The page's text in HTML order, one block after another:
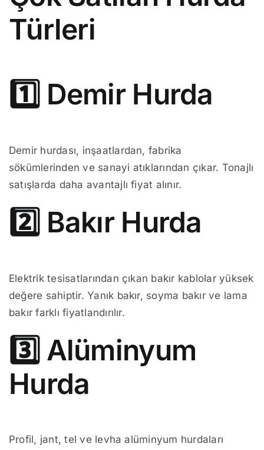
Türleri
1️⃣ Demir Hurda
Demir hurdası, inşaatlardan, fabrika
sökümlerinden ve sanayi atıklarından çıkar. Tonajlı
satışlarda daha avantajlı fiyat alınır.
2️⃣ Bakır Hurda
Elektrik tesisatlarından çıkan bakır kablolar yüksek
değere sahiptir. Yanık bakır, soyma bakır ve lama
bakır farklı fiyatlandırılır.
3️⃣ Alüminyum
Hurda
Profil, jant, tel ve levha alüminyum hurdaları